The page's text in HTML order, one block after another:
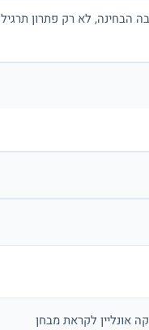
הבחינה, לא רק פתרון תרגיל
אונליין לקראת מבחן